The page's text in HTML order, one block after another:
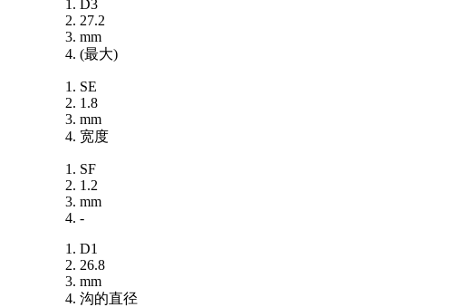
D3
27.2
mm
(最大)
SE
1.8
mm
宽度
SF
1.2
mm
-
D1
26.8
mm
沟的直径